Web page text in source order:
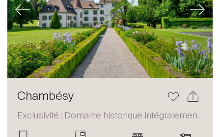
Previous Next
Chambésy
Exclusivité : Domaine historique intégralement restauré